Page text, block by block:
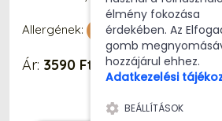
Allergének:
Ár: 3590 Ft
élmény fokozása
érdekében. Az
gomb
hozzájárul ehhez.
Adatkezelési
BEÁLLÍTÁSOK